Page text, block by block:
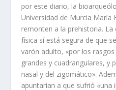
por este diario, la
Universidad de Murcia María
remonten a la prehistoria.
física sí está segura de que
varón adulto, «por los
grandes y cuadrangulares, y
nasal y del zigomático».
apuntarían a que sufrió «una